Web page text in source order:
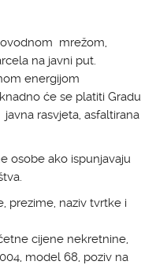
mrežom,
na javni put.
energijom
će se platiti Gradu
rasvjeta, asfaltirana
osobe ako ispunjavaju
prezime, naziv tvrtke i
cijene nekretnine,
model 68, poziv na